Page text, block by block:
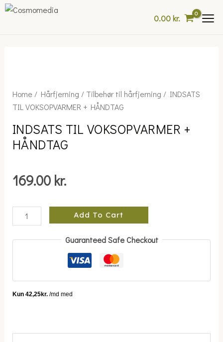
Skip
0.00kr.
Home/ Hårfjerning / Tilbehør til hårfjerning / INDSATS
TIL VOKSOPVARMER + HÅNDTAG
INDSATS TIL VOKSOPVARMER +
HÅNDTAG
169.00 kr.
INDSATS
TIL
+
HÅNDTAG
Add To Cart
Guaranteed Safe Checkout